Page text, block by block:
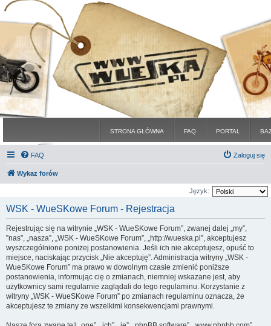
STRONA GŁÓWNA FAQ PORTAL
FAQ Zaloguj się
Wykaz forów
Język:
WSK - WueSKowe Forum - Rejestracja
Rejestrując się na witrynie „WSK - WueSKowe Forum”, zwanej dalej „my”,
”nas”, „nasza”, „WSK - WueSKowe Forum”, „http://wueska.pl”, akceptujesz
wyszczególnione poniżej postanowienia. Jeśli ich nie akceptujesz, opuść to
miejsce, naciskając przycisk „Nie akceptuję”. Administracja witryny „WSK -
WueSKowe Forum” ma prawo w dowolnym czasie zmienić poniższe
postanowienia, informując cię o zmianach, niemniej wskazane jest, aby
użytkownicy sami regularnie zaglądali do tego regulaminu. Korzystanie z
witryny „WSK - WueSKowe Forum” po zmianach regulaminu oznacza, że
akceptujesz te zmiany ze wszelkimi konsekwencjami prawnymi.